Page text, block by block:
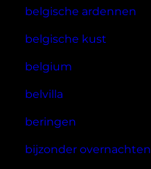
belgische ardennen
belgische kust
belgium
belvilla
beringen
bijzonder overnachten